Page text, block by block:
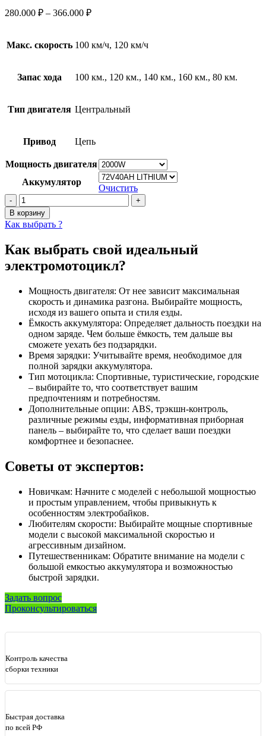
280.000 ₽ – 366.000 ₽
Макс. скорость 100 км/ч, 120 км/ч
Запас хода 100 км., 120 км., 140 км., 160 км., 80 км.
Тип двигателя Центральный
Привод Цепь
Мощность двигателя
Аккумулятор
Очистить
Количество
товара
Электромотоцикл
М3-
В корзину
Как выбрать ?
Как выбрать свой идеальный
электромотоцикл?
Мощность двигателя: От нее зависит максимальная
скорость и динамика разгона. Выбирайте мощность,
исходя из вашего опыта и стиля езды.
Ёмкость аккумулятора: Определяет дальность поездки на
одном заряде. Чем больше ёмкость, тем дальше вы
сможете уехать без подзарядки.
Время зарядки: Учитывайте время, необходимое для
полной зарядки аккумулятора.
Тип мотоцикла: Спортивные, туристические, городские
– выбирайте то, что соответствует вашим
предпочтениям и потребностям.
Дополнительные опции: ABS, трэкшн-контроль,
различные режимы езды, информативная приборная
панель – выбирайте то, что сделает ваши поездки
комфортнее и безопаснее.
Советы от экспертов:
Новичкам: Начните с моделей с небольшой мощностью
и простым управлением, чтобы привыкнуть к
особенностям электробайков.
Любителям скорости: Выбирайте мощные спортивные
модели с высокой максимальной скоростью и
агрессивным дизайном.
Путешественникам: Обратите внимание на модели с
большой емкостью аккумулятора и возможностью
быстрой зарядки.
Задать вопрос
Проконсультироваться
Контроль качества
сборки техники
Быстрая доставка
по всей РФ